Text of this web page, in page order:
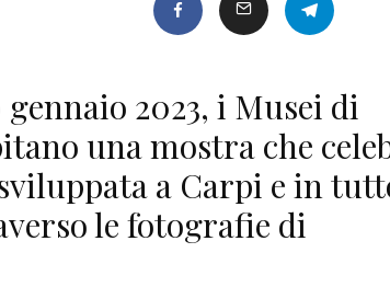
gennaio 2023, i Musei di
una mostra che
a Carpi e in
le fotografie di